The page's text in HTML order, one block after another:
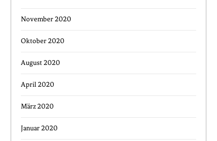
November 2020
Oktober 2020
August 2020
April 2020
März 2020
Januar 2020